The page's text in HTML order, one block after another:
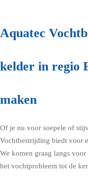
Aquatec
kelder in regio
maken
Of je nu voor soepele of
Vochtbestrijding biedt voor
We komen graag langs
het vochtprobleem tot de